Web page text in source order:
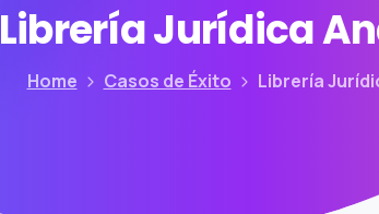
LibreríaJurídica
Home Casos de Éxito Librería